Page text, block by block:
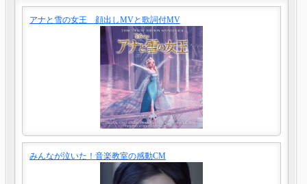
アナと雪の女王 顔出しMVと歌詞付MV
みんなが泣いた！音楽教室の感動CM